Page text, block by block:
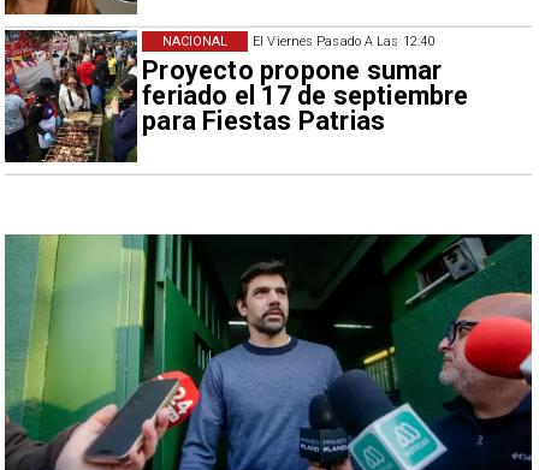
El Viernes Pasado A Las 12:40
Proyecto propone sumar
feriado el 17 de septiembre
para Fiestas Patrias
NACIONAL